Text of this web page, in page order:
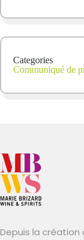
Categories
Communiqué de
Depuis la création